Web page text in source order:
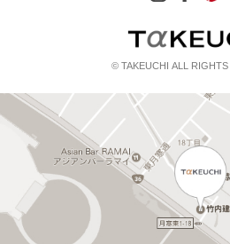
© TAKEUCHI ALL RIGHTS